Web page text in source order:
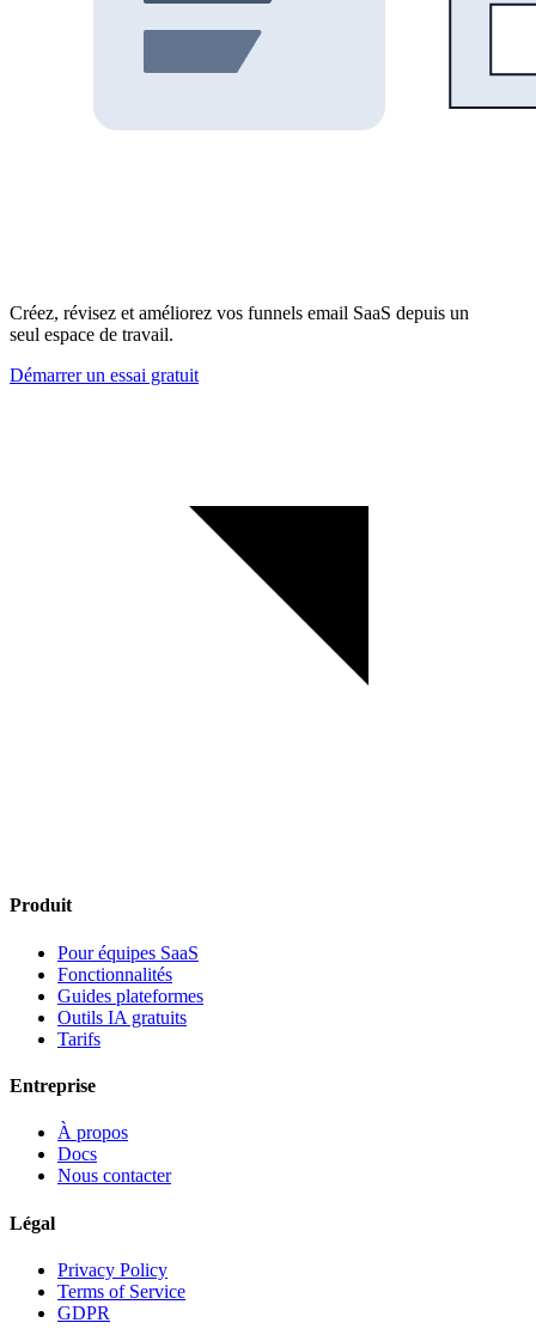
Créez, révisez et améliorez vos funnels email SaaS depuis un
seul espace de travail.
Démarrer un essai gratuit
Produit
Pour équipes SaaS
Fonctionnalités
Guides plateformes
Outils IA gratuits
Tarifs
Entreprise
À propos
Docs
Nous contacter
Légal
Privacy Policy
Terms of Service
GDPR